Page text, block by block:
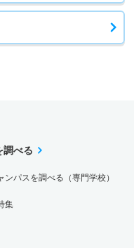
調べる
ンパスを調べる（専門学校）
集